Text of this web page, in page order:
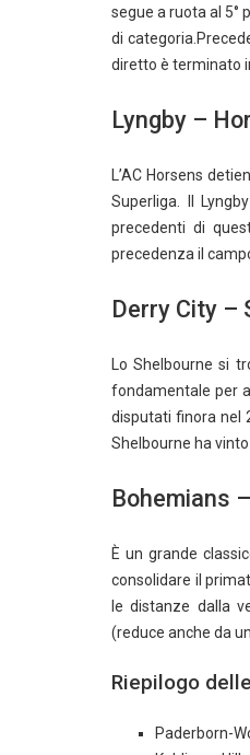
segue a ruota al 5°
di
diretto è terminato
Lyngby –
L’AC Horsens
Superliga. Il
precedenti di
precedenza il
Derry City –
Lo Shelbourne si
fondamentale per
disputati finora nel
Shelbourne ha
Bohemians
È un grande
consolidare il
le distanze dalla
(reduce anche da
Riepilogo
Paderborn-